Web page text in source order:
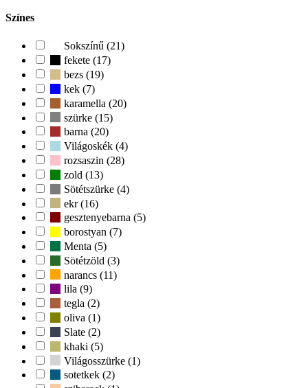
Színes
Sokszínű (21)
fekete (17)
bezs (19)
kek (7)
karamella (20)
szürke (15)
barna (20)
Világoskék (4)
rozsaszin (28)
zold (13)
Sötétszürke (4)
ekr (16)
gesztenyebarna (5)
borostyan (7)
Menta (5)
Sötétzöld (3)
narancs (11)
lila (9)
tegla (2)
oliva (1)
Slate (2)
khaki (5)
Világosszürke (1)
sotetkek (2)